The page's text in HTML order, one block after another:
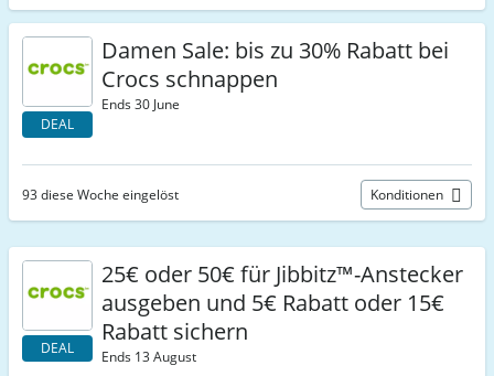
DEAL
Damen Sale: bis zu 30% Rabatt bei
Crocs schnappen
Ends 30 June
93 diese Woche eingelöst Konditionen
DEAL
25€ oder 50€ für Jibbitz™-Anstecker
ausgeben und 5€ Rabatt oder 15€
Rabatt sichern
Ends 13 August